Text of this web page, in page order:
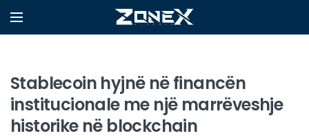
Stablecoin hyjnë në financën
institucionale me një marrëveshje
historike në blockchain